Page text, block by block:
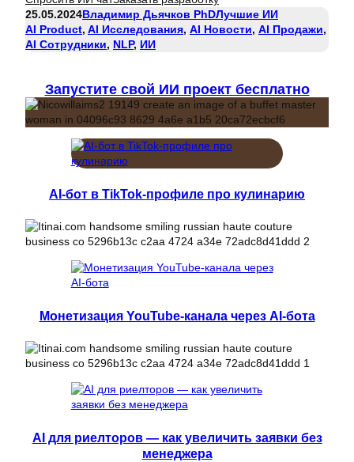
25.05.2024Владимир Дьячков PhDЛучшие ИИ
AI Product, AI Исследования, AI Новости, AI Продажи
AI Сотрудники, NLP, ИИ
Запустите свой ИИ проект бесплатно
AI-бот в TikTok-профиле про кулинарию
Монетизация YouTube-канала через AI-бота
AI для риелторов — как увеличить заявки без
менеджера